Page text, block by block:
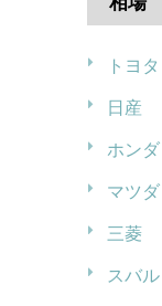
トヨタ
日産
ホンダ
マツダ
三菱
スバル